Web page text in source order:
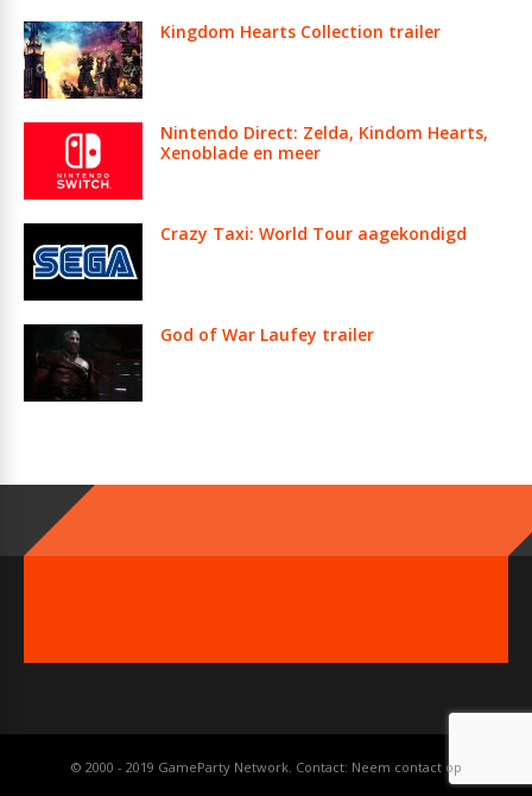
Kingdom Hearts Collection trailer
Nintendo Direct: Zelda, Kindom Hearts,
Xenoblade en meer
Crazy Taxi: World Tour aagekondigd
God of War Laufey trailer
© 2000 - 2019 GameParty Network. Contact: Neem contact op